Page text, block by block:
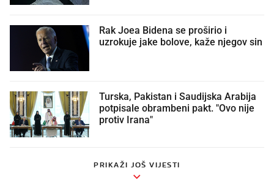
Rak Joea Bidena se proširio i
uzrokuje jake bolove, kaže njegov sin
Turska, Pakistan i Saudijska Arabija
potpisale obrambeni pakt. "Ovo nije
protiv Irana"
PRIKAŽI JOŠ VIJESTI